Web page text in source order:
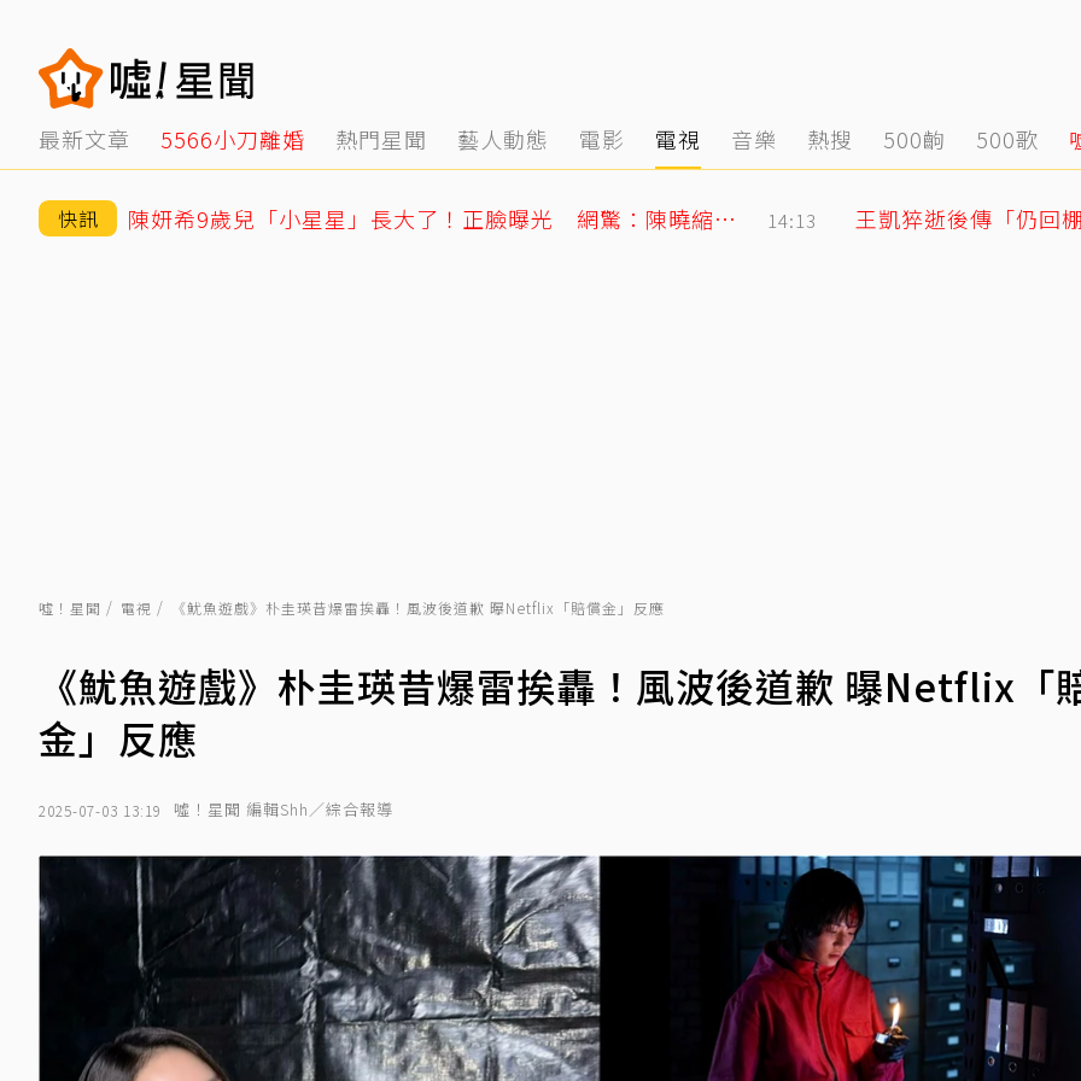
最新文章 5566小刀離婚 熱門星聞 藝人動態 電影 電視 音樂 熱搜 500齣 500歌
快訊 陳妍希9歲兒「小星星」長大了！正臉曝光 網驚：陳曉縮小版 14:13 王凱猝逝後傳「仍回
噓！星聞 電視 《魷魚遊戲》朴圭瑛昔爆雷挨轟！風波後道歉 曝Netflix「賠償金」反應
《魷魚遊戲》朴圭瑛昔爆雷挨轟！風波後道歉 曝Netflix「
金」反應
2025-07-03 13:19 噓！星聞 編輯Shh／綜合報導